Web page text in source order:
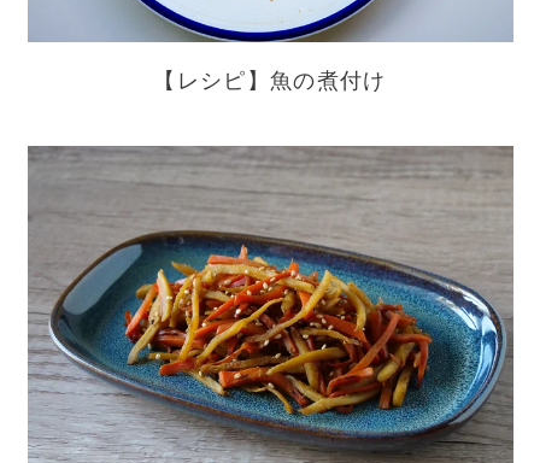
【レシピ】魚の煮付け